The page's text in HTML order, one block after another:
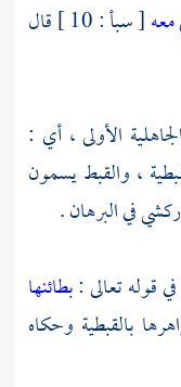
[ سبأ : 10 ] قال
الأولى ، أي :
، والقبط يسمون
في البرهان .
في قوله تعالى :بطائنها